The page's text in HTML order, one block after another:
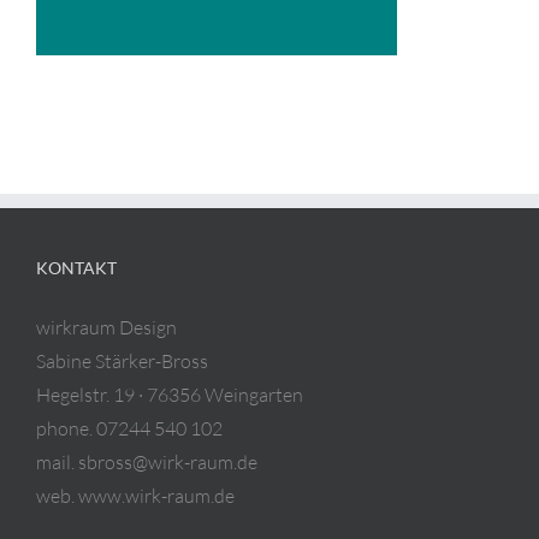
KONTAKT
wirkraum Design
Sabine Stärker-Bross
Hegelstr. 19 · 76356 Weingarten
phone. 07244 540 102
mail. sbross@wirk-raum.de
web. www.wirk-raum.de